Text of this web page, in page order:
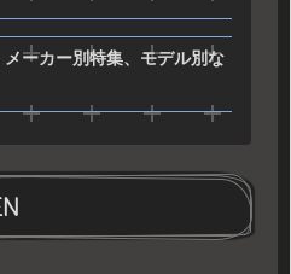
ーカー別特集、モデル別な